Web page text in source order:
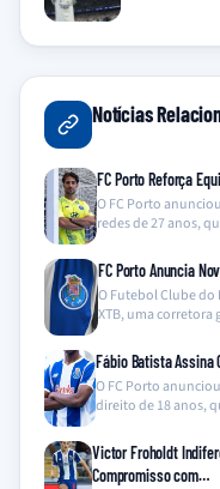
Notícias
FC Porto Reforça
O FC Porto
redes de 27 anos,
FC Porto Anuncia
O Futebol Clube
XTB, uma
Fábio Batista Assina
O FC Porto
direito de 18 anos,
Victor Froholdt
Compromisso com…